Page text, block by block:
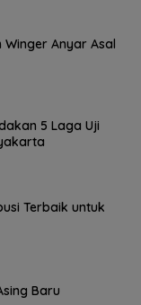
Anyar Asal
5 Laga Uji
Terbaik untuk
Baru